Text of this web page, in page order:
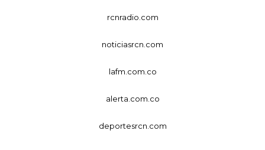
rcnradio.com
noticiasrcn.com
lafm.com.co
alerta.com.co
deportesrcn.com